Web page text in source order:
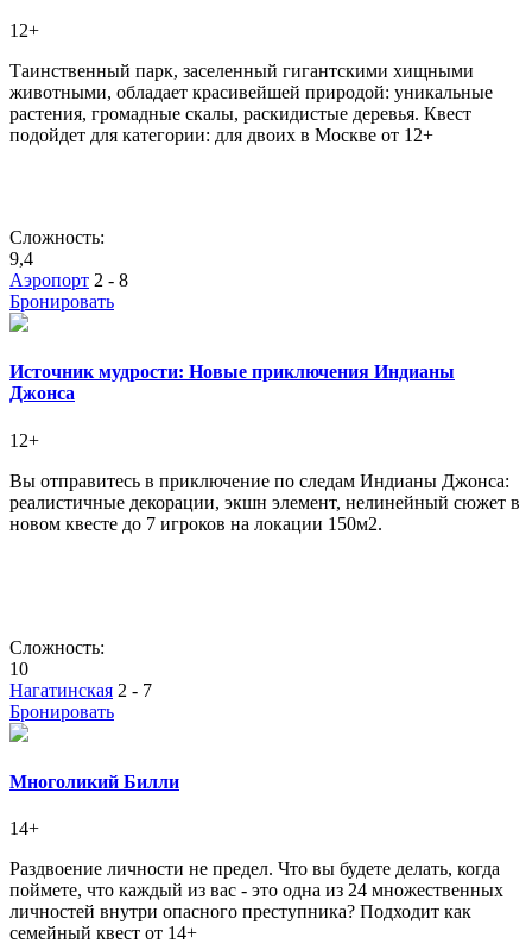
12+
Таинственный парк, заселенный гигантскими хищными
животными, обладает красивейшей природой: уникальные
растения, громадные скалы, раскидистые деревья. Квест
подойдет для категории: для двоих в Москве от 12+
Сложность:
9,4
Аэропорт 2 - 8
Бронировать
Источник мудрости: Новые приключения Индианы
Джонса
12+
Вы отправитесь в приключение по следам Индианы Джонса:
реалистичные декорации, экшн элемент, нелинейный сюжет в
новом квесте до 7 игроков на локации 150м2.
Сложность:
10
Нагатинская 2 - 7
Бронировать
Многоликий Билли
14+
Раздвоение личности не предел. Что вы будете делать, когда
поймете, что каждый из вас - это одна из 24 множественных
личностей внутри опасного преступника? Подходит как
семейный квест от 14+